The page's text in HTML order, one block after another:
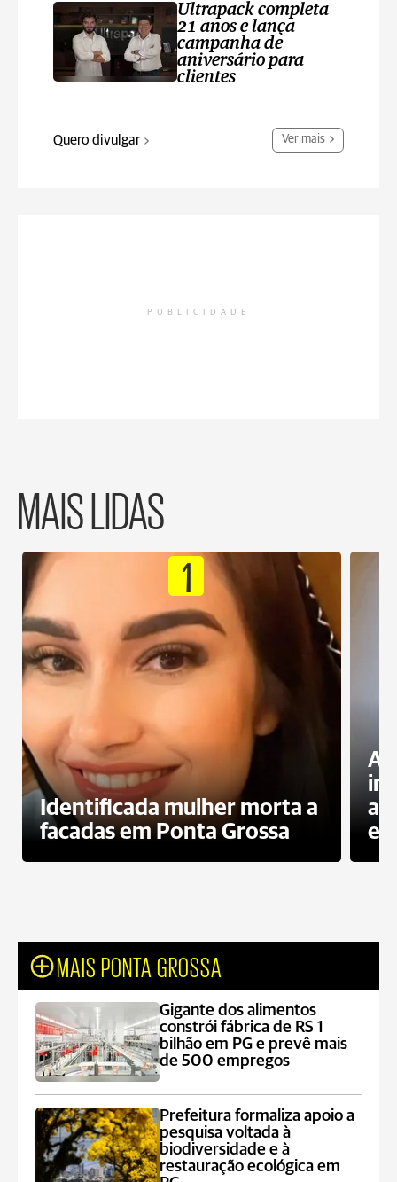
Ultrapack completa
21 anos e lança
campanha de
aniversário para
clientes
Quero divulgar Ver mais
PUBLICIDADE
MAIS LIDAS
1
Identificada mulher morta a
facadas em Ponta Grossa
MAIS PONTA GROSSA
Gigante dos alimentos
constrói fábrica de RS 1
bilhão em PG e prevê mais
de 500 empregos
Prefeitura formaliza apoio a
pesquisa voltada à
biodiversidade e à
restauração ecológica em